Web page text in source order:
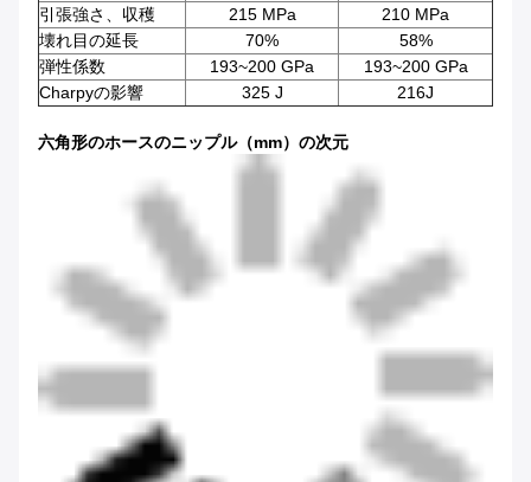
引張強さ、収穫
215 MPa
210 MPa
壊れ目の延長
70%
58%
弾性係数
193~200 GPa
193~200 GPa
Charpyの影響
325 J 216J
六角形のホースのニップル（mm）の次元